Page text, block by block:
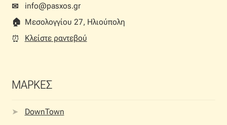
✉
info@pasxos.gr
🏠︎ Μεσολογγίου 27, Ηλιούπολη
⏰︎
Κλείστε ραντεβού
ΜΑΡΚΕΣ
DownTown